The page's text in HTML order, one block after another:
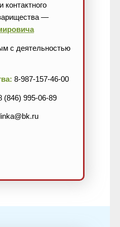
—
с деятельностью
8-987-157-46-00
(846) 995-06-89